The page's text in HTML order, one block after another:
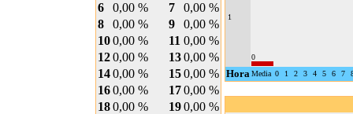
6
0,00 % 7
0,00 %
8
0,00 % 9
0,00 %
100,00 % 11 0,00 %
120,00 % 130,00 %
140,00 % 150,00 %
160,00 % 170,00 %
180,00 % 190,00 %
1
0
HoraMedia 0 1 2 3 4 5 6 7